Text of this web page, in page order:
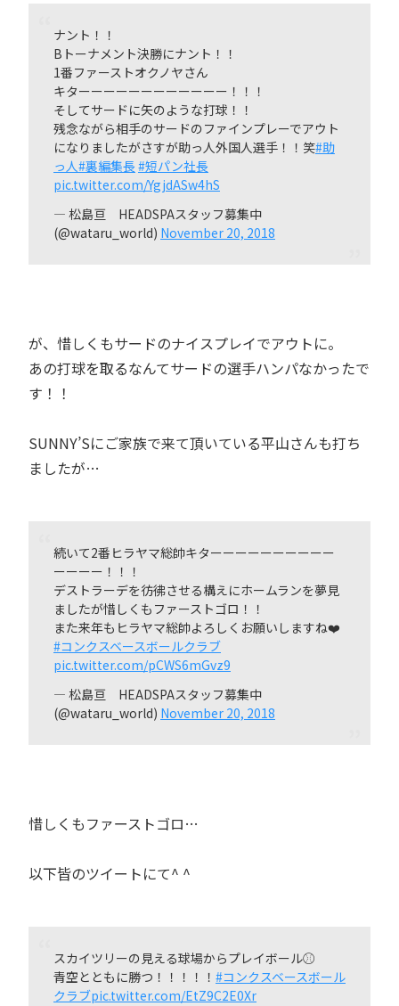
ナント！！
Bトーナメント決勝にナント！！
1番ファーストオクノヤさん
キターーーーーーーーーーーー！！！
そしてサードに矢のような打球！！
残念ながら相手のサードのファインプレーでアウト
になりましたがさすが助っ人外国人選手！！笑#助
っ人#裏編集長 #短パン社長
pic.twitter.com/YgjdASw4hS
— 松島亘 HEADSPAスタッフ募集中
(@wataru_world) November 20, 2018
が、惜しくもサードのナイスプレイでアウトに。
あの打球を取るなんてサードの選手ハンパなかったで
す！！
SUNNY’Sにご家族で来て頂いている平山さんも打ち
ましたが…
続いて2番ヒラヤマ総帥キターーーーーーーーーー
ーーーー！！！
デストラーデを彷彿させる構えにホームランを夢見
ましたが惜しくもファーストゴロ！！
また来年もヒラヤマ総帥よろしくお願いしますね❤️
#コンクスベースボールクラブ
pic.twitter.com/pCWS6mGvz9
— 松島亘 HEADSPAスタッフ募集中
(@wataru_world) November 20, 2018
惜しくもファーストゴロ…
以下皆のツイートにて^ ^
スカイツリーの見える球場からプレイボール⚾️
青空とともに勝つ！！！！！ #コンクスベースボール
クラブpic.twitter.com/EtZ9C2E0Xr